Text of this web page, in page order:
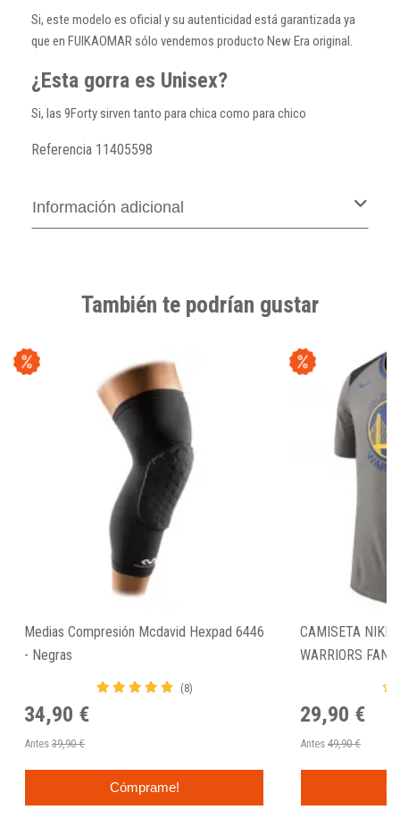
Si, este modelo es oficial y su autenticidad está garantizada ya
que en FUIKAOMAR sólo vendemos producto New Era original.
¿Esta gorra es Unisex?
Si, las 9Forty sirven tanto para chica como para chico
Referencia 11405598
Información adicional
También te podrían gustar
Medias Compresión Mcdavid Hexpad 6446
- Negras
(8)
34,90 €
Antes 39,90 €
Cómprame!
CAMISETA NIKE
WARRIORS FAN
29,90 €
Antes 49,90 €